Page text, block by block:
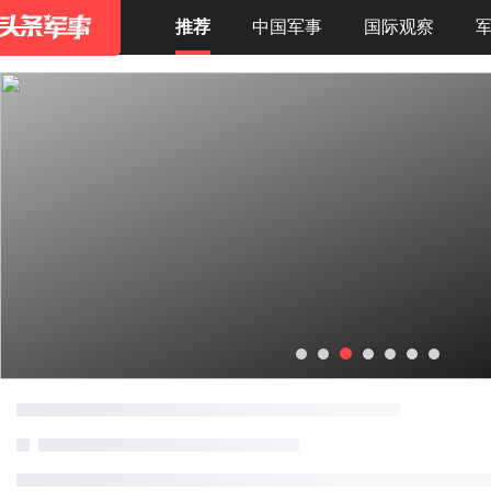
推荐 中国军事 国际观察